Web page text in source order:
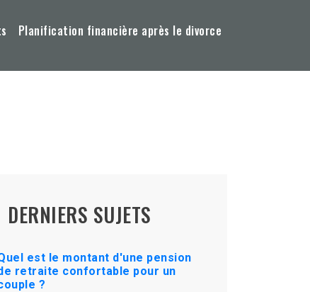
Planification financière après le divorce
DERNIERS SUJETS
est le montant d'une pension
retraite confortable pour un
?